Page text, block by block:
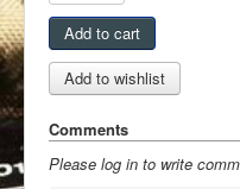
Comments
Please log in to write